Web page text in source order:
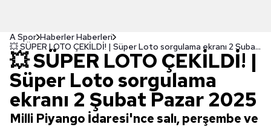
A Spor Haberler Haberleri
💥 SÜPER LOTO ÇEKİLDİ! | Süper Loto sorgulama ekranı 2 Şubat Pazar 2025
💥 SÜPER LOTO ÇEKİLDİ! |
Süper Loto sorgulama
ekranı 2 Şubat Pazar 2025
Milli Piyango İdaresi'nce salı, perşembe ve